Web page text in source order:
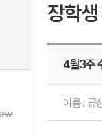
장학
4월3주
이름 : 류